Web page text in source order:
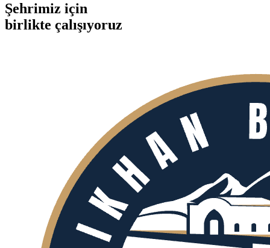
Şehrimiz için
birlikte çalışıyoruz